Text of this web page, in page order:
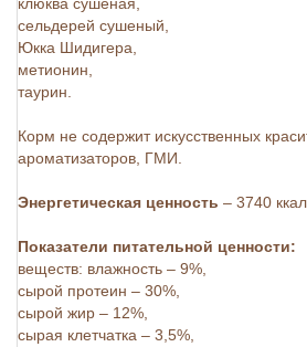
клюква сушеная,
сельдерей сушеный,
Юкка Шидигера,
метионин,
таурин.
Корм не содержит искусственных
ароматизаторов, ГМИ.
Энергетическая ценность – 3740
Показатели питательной ценности:
веществ: влажность – 9%,
сырой протеин – 30%,
сырой жир – 12%,
сырая клетчатка – 3,5%,